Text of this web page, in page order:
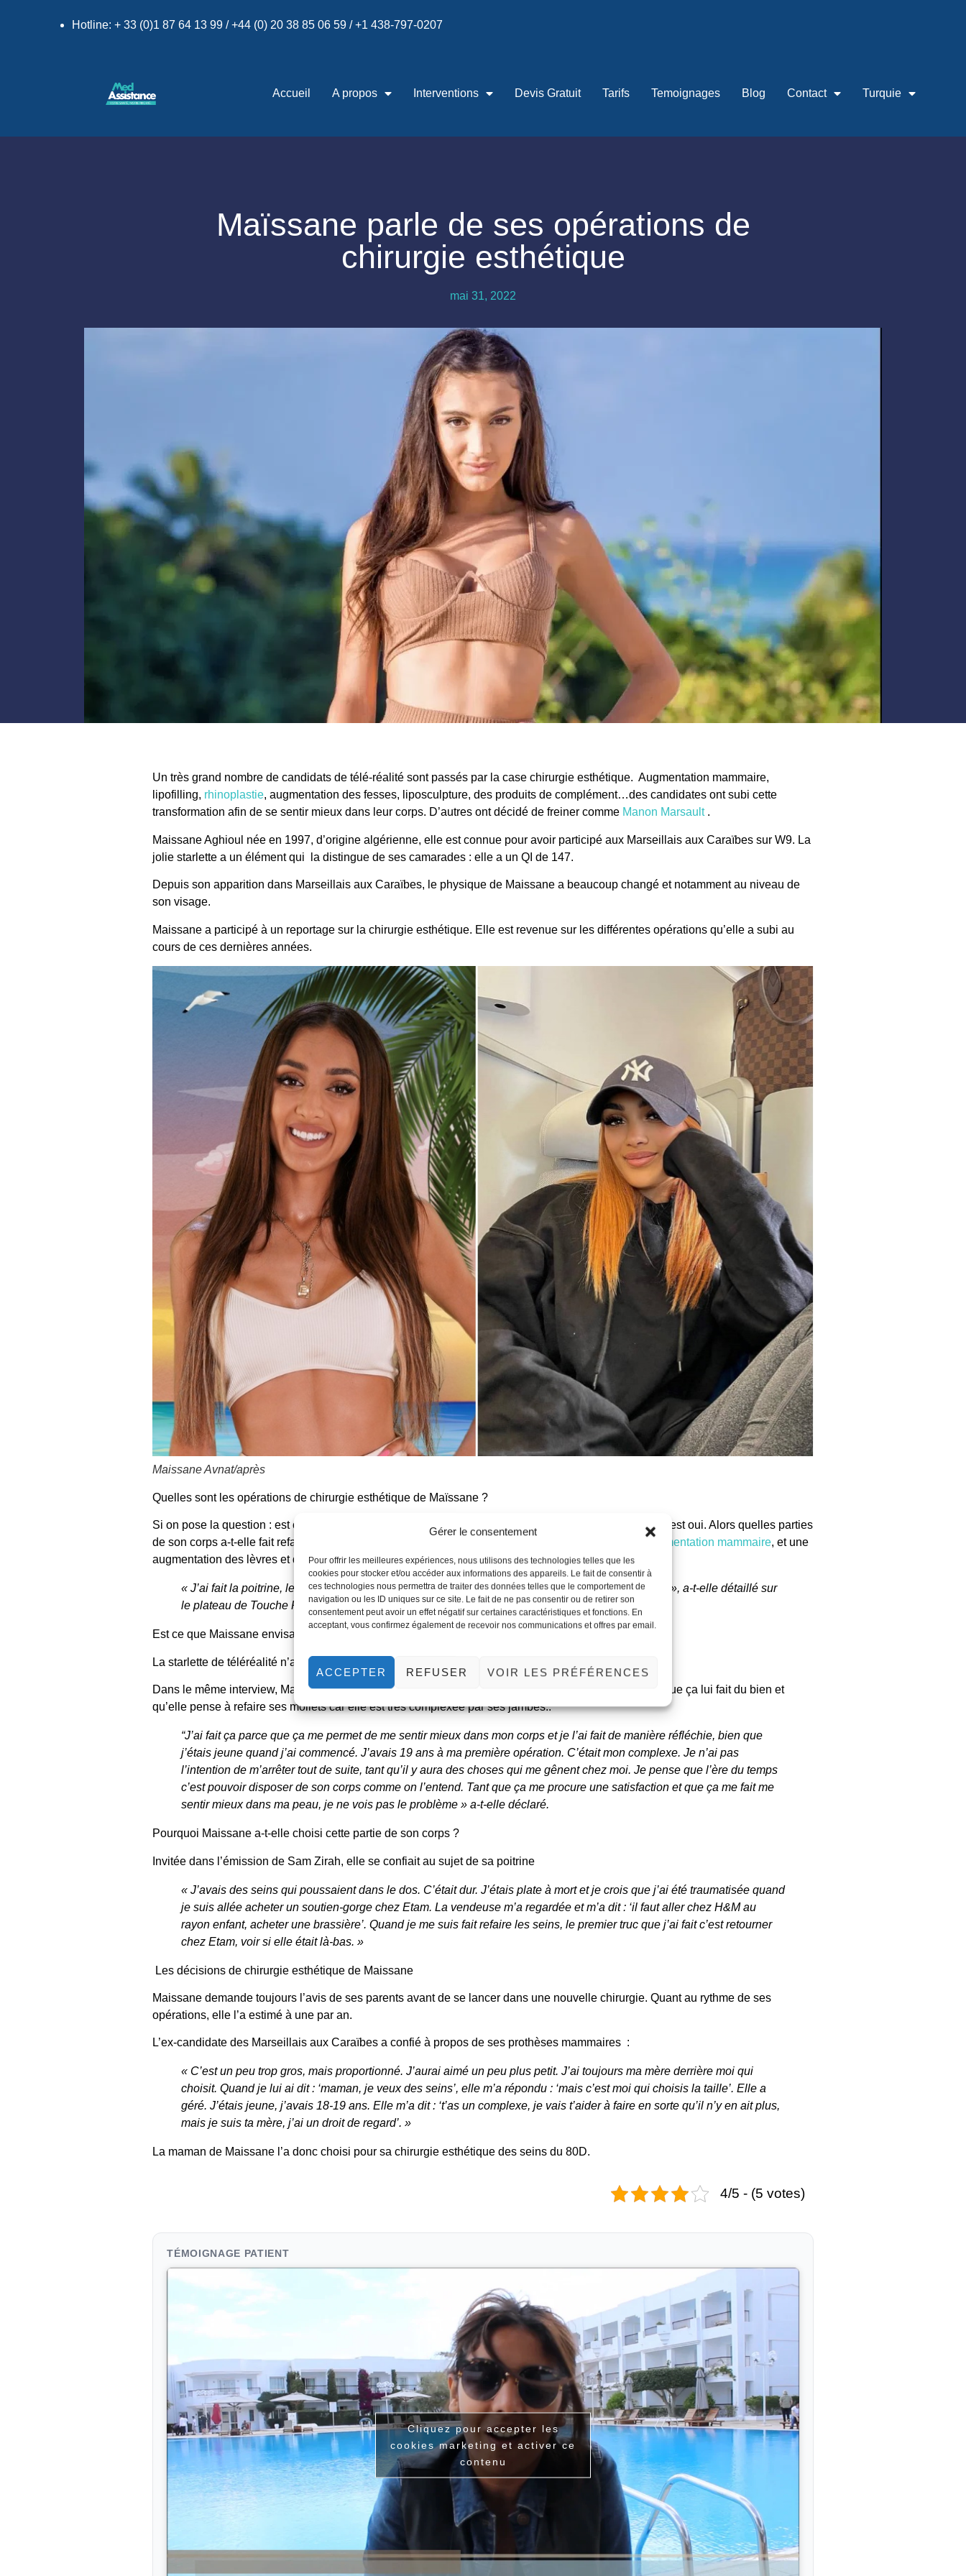
Gérer le consentement
Pour offrir les meilleures expériences, nous utilisons des technologies telles que les
cookies pour stocker et/ou accéder aux informations des appareils. Le fait de consentir à
ces technologies nous permettra de traiter des données telles que le comportement de
navigation ou les ID uniques sur ce site. Le fait de ne pas consentir ou de retirer son
consentement peut avoir un effet négatif sur certaines caractéristiques et fonctions. En
acceptant, vous confirmez également de recevoir nos communications et offres par email.
ACCEPTER REFUSER VOIR LES PRÉFÉRENCES
Hotline: + 33 (0)1 87 64 13 99 / +44 (0) 20 38 85 06 59 / +1 438-797-0207
Accueil A propos Interventions Devis Gratuit Tarifs Temoignages Blog Contact Turquie
Maïssane parle de ses opérations de
chirurgie esthétique
mai 31, 2022
Un très grand nombre de candidats de télé-réalité sont passés par la case chirurgie esthétique. Augmentation mammaire,
lipofilling, rhinoplastie, augmentation des fesses, liposculpture, des produits de complément…des candidates ont subi cette
transformation afin de se sentir mieux dans leur corps. D’autres ont décidé de freiner comme Manon Marsault.
Maissane Aghioul née en 1997, d’origine algérienne, elle est connue pour avoir participé aux Marseillais aux Caraïbes sur W9. La
jolie starlette a un élément qui la distingue de ses camarades : elle a un QI de 147.
Depuis son apparition dans Marseillais aux Caraïbes, le physique de Maissane a beaucoup changé et notamment au niveau de
son visage.
Maissane a participé à un reportage sur la chirurgie esthétique. Elle est revenue sur les différentes opérations qu’elle a subi au
cours de ces dernières années.
Maissane Avnat/après
Quelles sont les opérations de chirurgie esthétique de Maïssane ?
Si on pose la question : est ce que Maissane est passée par la case chirurgie esthétique? La réponse est oui. Alors quelles parties
de son corps a-t-elle fait refaire ? Maissane a subi une
augmentation mammaire, et une
augmentation des lèvres et d’autres injections au niveau du visage.
« J’ai fait la poitrine, le nez deux fois, les lèvres, le coin des yeux, le botox au front et les facettes », a-t-elle détaillé sur
le plateau de Touche Pas à Mon Poste.
Est ce que Maissane envisage d’autres opérations de chirurgie esthétique
La starlette de téléréalité n’a pas hésité à avoir recours à la
Dans le même interview, Maissanea déclaré qu’elle ne va pas arrêter les chirurgies esthétiques tant que ça lui fait du bien et
qu’elle pense à refaire ses mollets car elle est très complexée par ses jambes..
“J’ai fait ça parce que ça me permet de me sentir mieux dans mon corps et je l’ai fait de manière réfléchie, bien que
j’étais jeune quand j’ai commencé. J’avais 19 ans à ma première opération. C’était mon complexe. Je n’ai pas
l’intention de m’arrêter tout de suite, tant qu’il y aura des choses qui me gênent chez moi. Je pense que l’ère du temps
c’est pouvoir disposer de son corps comme on l’entend. Tant que ça me procure une satisfaction et que ça me fait me
sentir mieux dans ma peau, je ne vois pas le problème » a-t-elle déclaré.
Pourquoi Maissane a-t-elle choisi cette partie de son corps ?
Invitée dans l’émission de Sam Zirah, elle se confiait au sujet de sa poitrine
« J’avais des seins qui poussaient dans le dos. C’était dur. J’étais plate à mort et je crois que j’ai été traumatisée quand
je suis allée acheter un soutien-gorge chez Etam. La vendeuse m’a regardée et m’a dit : ‘il faut aller chez H&M au
rayon enfant, acheter une brassière’. Quand je me suis fait refaire les seins, le premier truc que j’ai fait c’est retourner
chez Etam, voir si elle était là-bas. »
Les décisions de chirurgie esthétique de Maissane
Maissane demande toujours l’avis de ses parents avant de se lancer dans une nouvelle chirurgie. Quant au rythme de ses
opérations, elle l’a estimé à une par an.
L’ex-candidate des Marseillais aux Caraïbes a confié à propos de ses prothèses mammaires :
« C’est un peu trop gros, mais proportionné. J’aurai aimé un peu plus petit. J’ai toujours ma mère derrière moi qui
choisit. Quand je lui ai dit : ‘maman, je veux des seins’, elle m’a répondu : ‘mais c’est moi qui choisis la taille’. Elle a
géré. J’étais jeune, j’avais 18-19 ans. Elle m’a dit : ‘t’as un complexe, je vais t’aider à faire en sorte qu’il n’y en ait plus,
mais je suis ta mère, j’ai un droit de regard’. »
La maman de Maissane l’a donc choisi pour sa chirurgie esthétique des seins du 80D.
4/5 - (5 votes)
TÉMOIGNAGE PATIENT
Cliquez pour accepter les
cookies marketing et activer ce
contenu